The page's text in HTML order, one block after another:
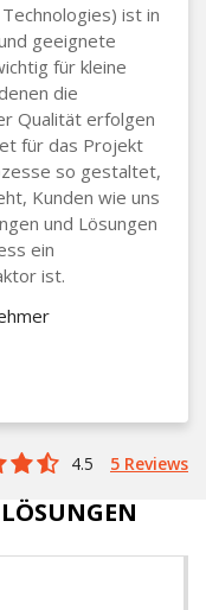
ist in
geeignete
für kleine
die
Qualität erfolgen
für das Projekt
so gestaltet,
Kunden wie uns
und Lösungen
ein
ist.
4.5 5 Reviews